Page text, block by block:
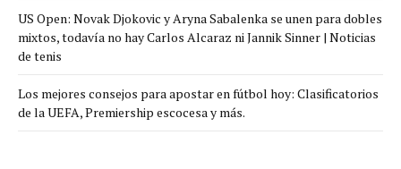
US Open: Novak Djokovic y Aryna Sabalenka se unen para dobles
mixtos, todavía no hay Carlos Alcaraz ni Jannik Sinner | Noticias
de tenis
Los mejores consejos para apostar en fútbol hoy: Clasificatorios
de la UEFA, Premiership escocesa y más.